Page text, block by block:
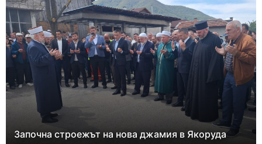
Започна строежът на нова джамия в Якоруда